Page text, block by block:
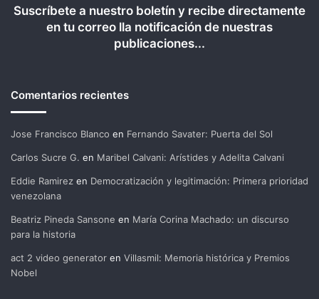
Suscríbete a nuestro boletín y recibe directamente
en tu correo lla notificación de nuestras
publicaciones...
Comentarios recientes
Jose Francisco Blanco en Fernando Savater: Puerta del Sol
Carlos Sucre G. en Maribel Calvani: Arístides y Adelita Calvani
Eddie Ramirez en Democratización y legitimación: Primera prioridad
venezolana
Beatriz Pineda Sansone en María Corina Machado: un discurso
para la historia
act 2 video generator en Villasmil: Memoria histórica y Premios
Nobel